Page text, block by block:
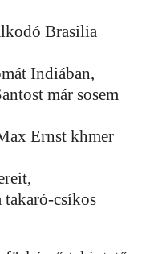
Brasilia
Indiában,
már sosem
Ernst khmer
takaró-csíkos